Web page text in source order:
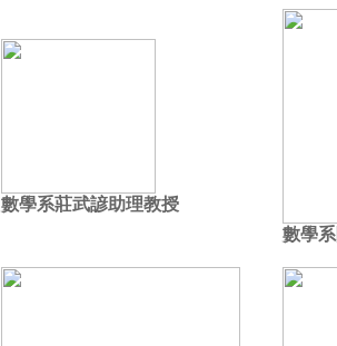
數學系莊武諺助理教授
數學系